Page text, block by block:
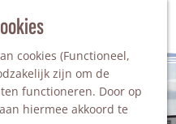
cookies (Functioneel,
zijn om de
functioneren. Door op
hiermee akkoord te
parken
Het Hilgelo
& vakantieparken